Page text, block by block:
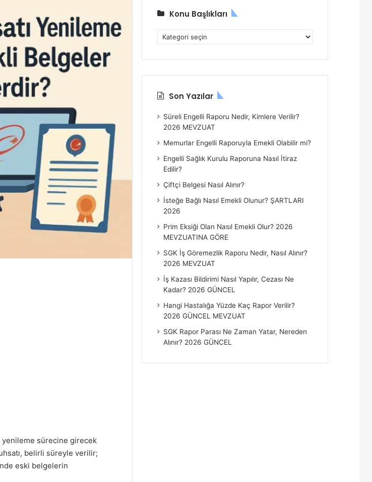
sürecine girecek
belirli süreyle verilir;
eski belgelerin
Konu Başlıkları
o
B
ş
ı
l
r
Son Yazılar
Süreli Engelli Raporu Nedir, Kimlere Verilir?
2026 MEVZUAT
Memurlar Engelli Raporuyla Emekli Olabilir mi?
Engelli Sağlık Kurulu Raporuna Nasıl İtiraz
Edilir?
Çiftçi Belgesi Nasıl Alınır?
İsteğe Bağlı Nasıl Emekli Olunur? ŞARTLARI
2026
Prim Eksiği Olan Nasıl Emekli Olur? 2026
MEVZUATINA GÖRE
SGK İş Göremezlik Raporu Nedir, Nasıl Alınır?
2026 MEVZUAT
İş Kazası Bildirimi Nasıl Yapılır, Cezası Ne
Kadar? 2026 GÜNCEL
Hangi Hastalığa Yüzde Kaç Rapor Verilir?
2026 GÜNCEL MEVZUAT
SGK Rapor Parası Ne Zaman Yatar, Nereden
Alınır? 2026 GÜNCEL